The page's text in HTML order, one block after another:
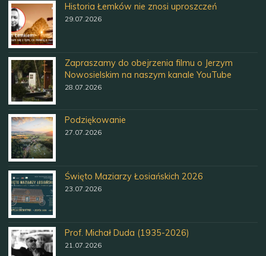
Historia Łemków nie znosi uproszczeń
29.07.2026
Zapraszamy do obejrzenia filmu o Jerzym
Nowosielskim na naszym kanale YouTube
28.07.2026
Podziękowanie
27.07.2026
Święto Maziarzy Łosiańskich 2026
23.07.2026
Prof. Michał Duda (1935-2026)
21.07.2026